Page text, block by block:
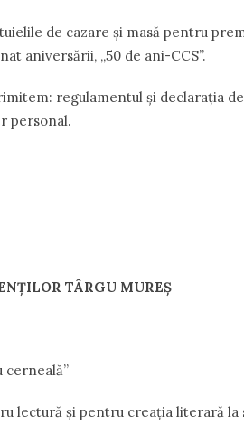
de cazare şi masă pentru
aniversării, „50 de ani-CCS”.
regulamentul și declaraţia
personal.
TÂRGU MUREŞ
cerneală”
lectură și pentru creația literară la